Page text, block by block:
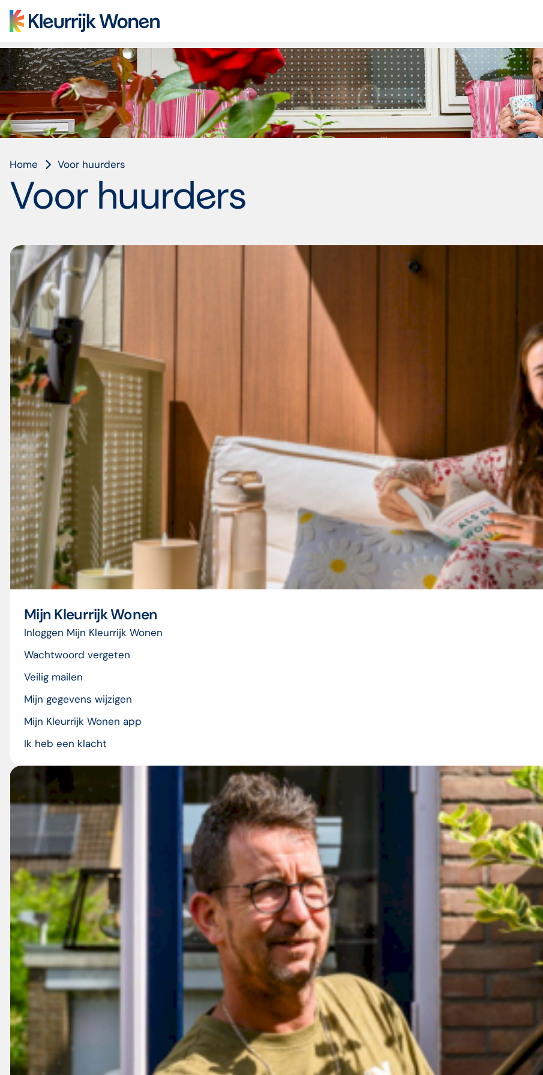
Home Voor huurders
Voor huurders
Mijn Kleurrijk Wonen
Inloggen Mijn Kleurrijk Wonen
Wachtwoord vergeten
Veilig mailen
Mijn gegevens wijzigen
Mijn Kleurrijk Wonen app
Ik heb een klacht